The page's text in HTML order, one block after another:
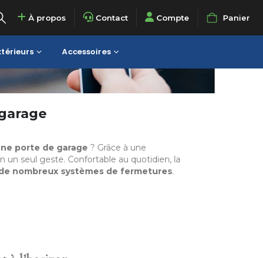
À propos Contact Compte Panier
Accessoires
porte de garage ? Grâce à une
un seul geste. Confortable au quotidien, la
nombreux systèmes de fermetures.